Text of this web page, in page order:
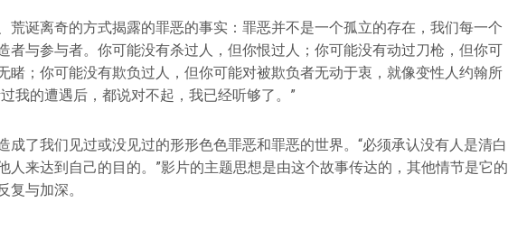
荒诞离奇的方式揭露的罪恶的事实：罪恶并不是一个孤立的存在，我们每一个
者与参与者。你可能没有杀过人，但你恨过人；你可能没有动过刀枪，但你可
睹；你可能没有欺负过人，但你可能对被欺负者无动于衷，就像变性人约翰所
我的遭遇后，都说对不起，我已经听够了。”
成了我们见过或没见过的形形色色罪恶和罪恶的世界。“必须承认没有人是清白
人来达到自己的目的。”影片的主题思想是由这个故事传达的，其他情节是它的
复与加深。